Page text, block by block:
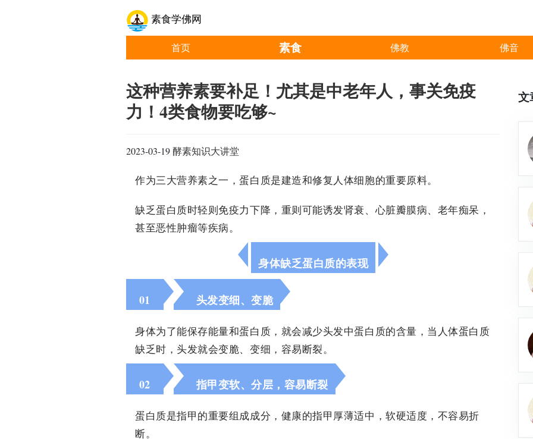
素食学佛网
首页 素食 佛教 佛音
这种营养素要补足！尤其是中老年人，事关免疫
力！4类食物要吃够~
2023-03-19酵素知识大讲堂
作为三大营养素之一，蛋白质是建造和修复人体细胞的重要原料。
缺乏蛋白质时轻则免疫力下降，重则可能诱发肾衰、心脏瓣膜病、老年痴呆，
甚至恶性肿瘤等疾病。
身体缺乏蛋白质的表现
01 头发变细、变脆
身体为了能保存能量和蛋白质，就会减少头发中蛋白质的含量，当人体蛋白质
缺乏时，头发就会变脆、变细，容易断裂。
02 指甲变软、分层，容易断裂
蛋白质是指甲的重要组成成分，健康的指甲厚薄适中，软硬适度，不容易折
断。
文